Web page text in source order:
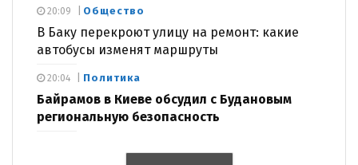
Общество
В Баку перекроют улицу на ремонт: какие
автобусы изменят маршруты
20:09
Политика
Байрамов в Киеве обсудил с Будановым
региональную безопасность
20:04